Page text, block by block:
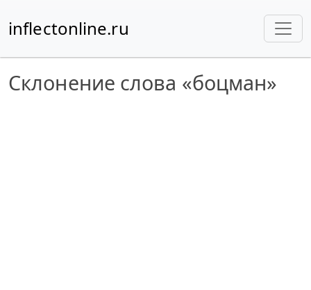
inflectonline.ru
Склонение слова «боцман»